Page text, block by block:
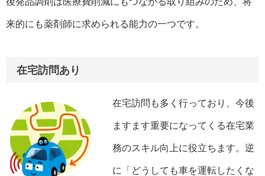
来的にも薬剤師に求められる能力の一つです。
在宅訪問あり
在宅訪問も多く行っており、今後
ますます重要になってくる在宅業
務のスキル向上に役立ちます。逆
に「どうしても車を運転したくな